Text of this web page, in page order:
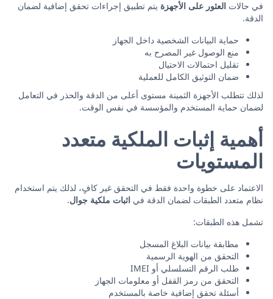
في حالات العثور على الأجهزة يتم تطبيق إجراءات تحقق إضافية لضمان
الدقة.
حماية البيانات الشخصية داخل الجهاز
منع الوصول غير المصرح به
تقليل احتمالات الاحتيال
ضمان التوثيق الكامل للعملية
لذلك تتطلب الأجهزة الثمينة مستوى أعلى من الدقة والحذر في التعامل
لضمان حماية المستخدم والمؤسسة في نفس الوقت.
أهمية إثبات الملكية متعدد
المستويات
الاعتماد على خطوة واحدة فقط في التحقق غير كافٍ، لذلك يتم استخدام
نظام متعدد الطبقات لضمان الدقة في اثبات ملكية جوال.
تشمل هذه الطبقات:
مطابقة بيانات البلاغ المسجل
التحقق من الهوية الرسمية
طلب الرقم التسلسلي أو IMEI
التحقق من رمز القفل أو معلومات الجهاز
أسئلة تحقق إضافية خاصة بالمستخدم